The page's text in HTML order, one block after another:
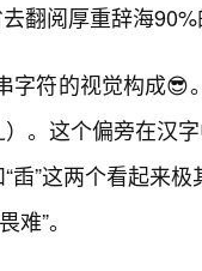
翻阅厚重辞海
字符的视觉构成
）。这个偏旁在汉
“臿”这两个看起来
难”。